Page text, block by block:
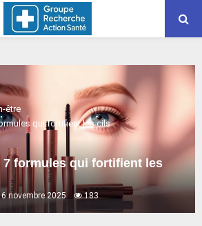
être
qui fortifient les cils
7 formules qui fortifient les
novembre 2025 183